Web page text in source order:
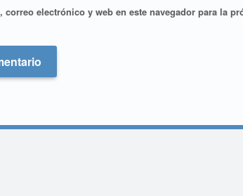
correo electrónico y web en este navegador para la